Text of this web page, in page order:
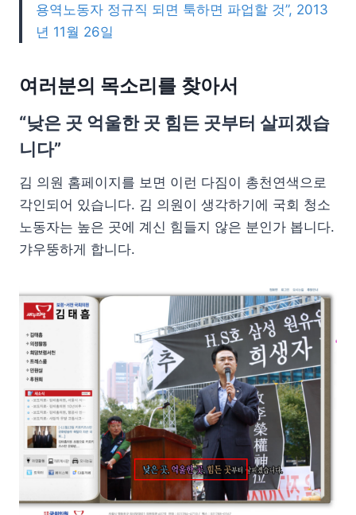
용역노동자 정규직 되면 툭하면 파업할 것”, 2013
년 11월 26일
여러분의 목소리를 찾아서
“낮은 곳 억울한 곳 힘든 곳부터 살피겠습
니다”
김 의원 홈페이지를 보면 이런 다짐이 총천연색으로
각인되어 있습니다. 김 의원이 생각하기에 국회 청소
노동자는 높은 곳에 계신 힘들지 않은 분인가 봅니다.
갸우뚱하게 합니다.